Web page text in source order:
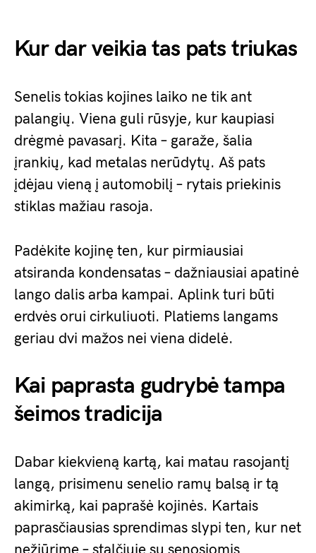
Kur dar veikia tas pats triukas
Senelis tokias kojines laiko ne tik ant
palangių. Viena guli rūsyje, kur kaupiasi
drėgmė pavasarį. Kita – garaže, šalia
įrankių, kad metalas nerūdytų. Aš pats
įdėjau vieną į automobilį – rytais priekinis
stiklas mažiau rasoja.
Padėkite kojinę ten, kur pirmiausiai
atsiranda kondensatas – dažniausiai apatinė
lango dalis arba kampai. Aplink turi būti
erdvės orui cirkuliuoti. Platiems langams
geriau dvi mažos nei viena didelė.
Kai paprasta gudrybė tampa
šeimos tradicija
Dabar kiekvieną kartą, kai matau rasojantį
langą, prisimenu senelio ramų balsą ir tą
akimirką, kai paprašė kojinės. Kartais
paprasčiausias sprendimas slypi ten, kur net